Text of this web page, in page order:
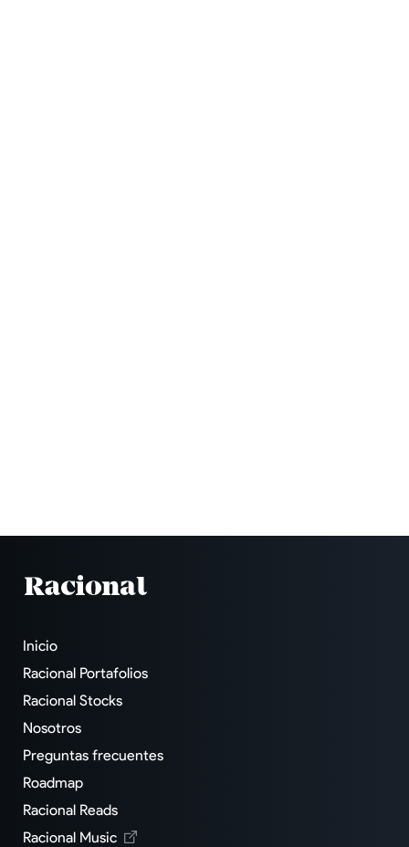
Inicio
Racional Portafolios
Racional Stocks
Nosotros
Preguntas frecuentes
Roadmap
Racional Reads
Racional Music